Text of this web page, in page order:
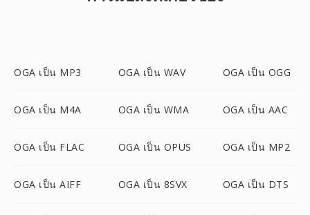
OGA เป็น MP3 OGA เป็น WAV OGA เป็น OGG
OGA เป็น M4A OGA เป็น WMA OGA เป็น AAC
OGA เป็น FLAC OGA เป็น OPUS OGA เป็น MP2
OGA เป็น AIFF OGA เป็น 8SVX OGA เป็น DTS